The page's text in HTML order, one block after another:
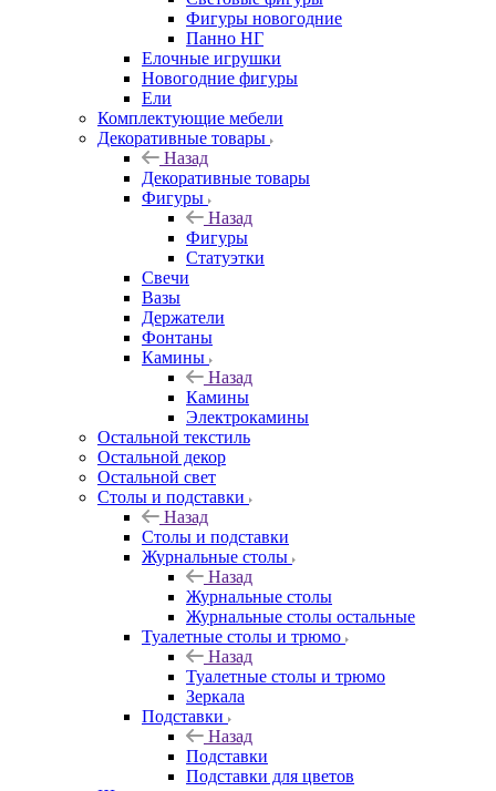
Фигуры новогодние
Панно НГ
Елочные игрушки
Новогодние фигуры
Ели
Комплектующие мебели
Декоративные товары
Назад
Декоративные товары
Фигуры
Назад
Фигуры
Статуэтки
Свечи
Вазы
Держатели
Фонтаны
Камины
Назад
Камины
Электрокамины
Остальной текстиль
Остальной декор
Остальной свет
Столы и подставки
Назад
Столы и подставки
Журнальные столы
Назад
Журнальные столы
Журнальные столы остальные
Туалетные столы и трюмо
Назад
Туалетные столы и трюмо
Зеркала
Подставки
Назад
Подставки
Подставки для цветов